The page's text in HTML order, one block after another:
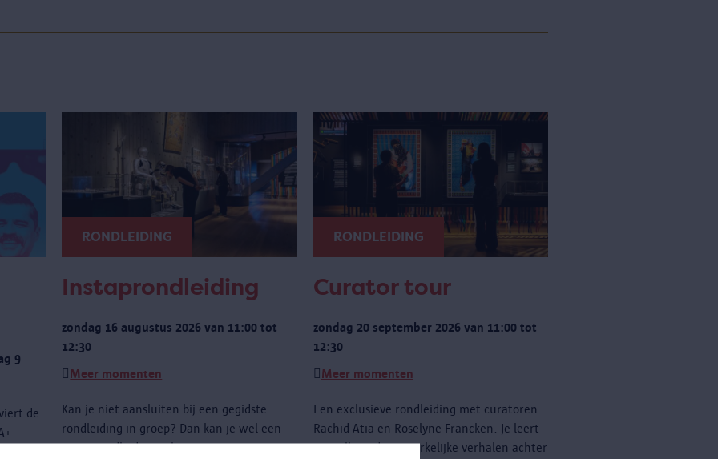
9
de
RONDLEIDING
Instaprondleiding
zondag 16 augustus 2026 van 11:00 tot
12:30
Meer momenten
Kan je niet aansluiten bij een gegidste
rondleiding in groep? Dan kan je wel een
instaprondleiding volgen.
RONDLEIDING
Curator tour
zondag 20 september 2026 van 11:00 tot
12:30
Meer momenten
Een exclusieve rondleiding met curatoren
Rachid Atia en Roselyne Francken. Je leert
niet alleen de opmerkelijke verhalen achter